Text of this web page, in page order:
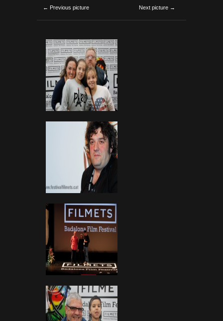
← Previous picture Next picture →